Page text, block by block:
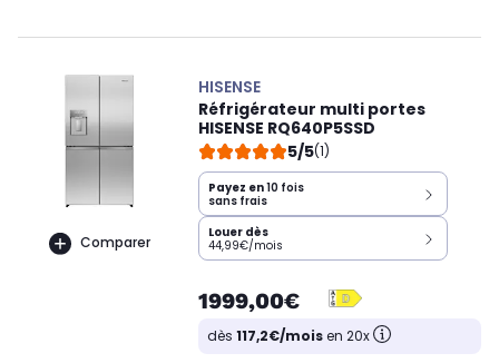
Comparer
HISENSE
Réfrigérateur multi portes
HISENSE RQ640P5SSD
5/5(1)
Payez en10 fois
sans frais
Louer dès
44,99€/mois
1999,00€
dès 117,2€/moisen 20x